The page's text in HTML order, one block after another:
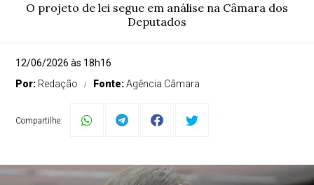
O projeto de lei segue em análise na Câmara dos
Deputados
12/06/2026 às 18h16
Por: Redação Fonte:Agência Câmara
Compartilhe: